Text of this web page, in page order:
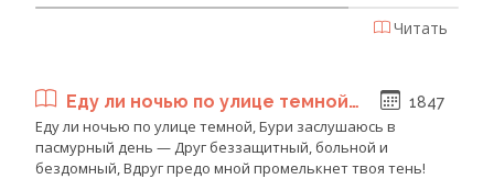
Читать
Еду ли ночью по улице темной… 1847
Еду ли ночью по улице темной, Бури заслушаюсь в
пасмурный день — Друг беззащитный, больной и
бездомный, Вдруг предо мной промелькнет твоя тень!